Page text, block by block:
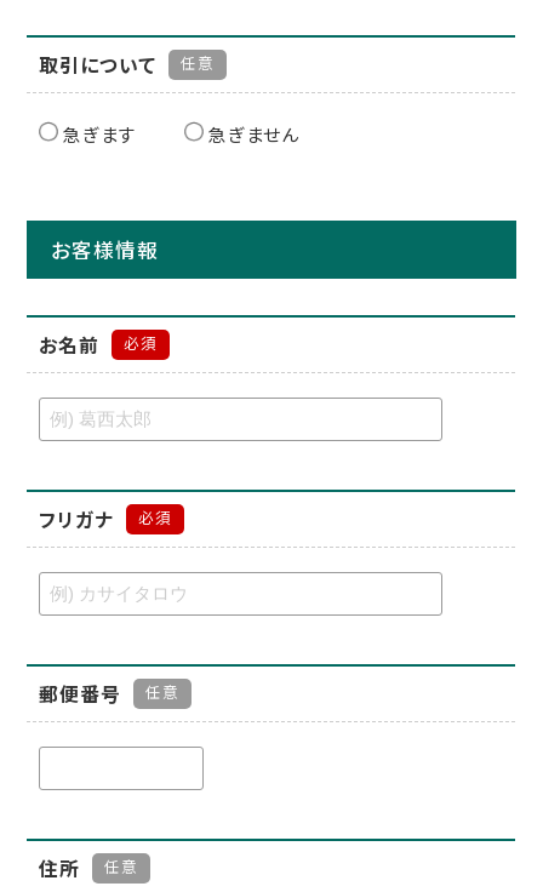
取引について 任意
急ぎます 急ぎません
お客様情報
お名前 必須
フリガナ 必須
郵便番号 任意
住所 任意